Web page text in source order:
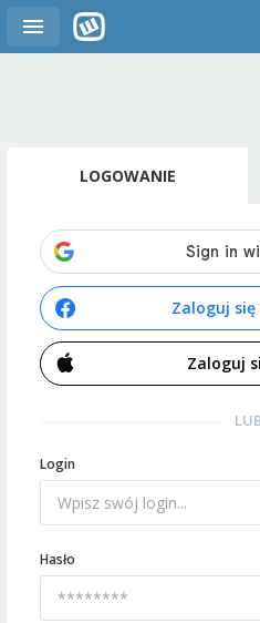
LOGOWANIE
Zaloguj się
Zaloguj
Login
Hasło